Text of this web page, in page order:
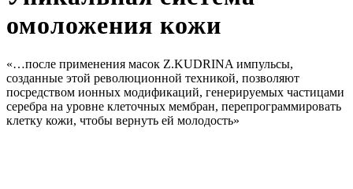
омоложения кожи
«…после применения масок Z.KUDRINA импульсы,
созданные этой революционной техникой, позволяют
посредством ионных модификаций, генерируемых частицами
серебра на уровне клеточных мембран, перепрограммировать
клетку кожи, чтобы вернуть ей молодость»